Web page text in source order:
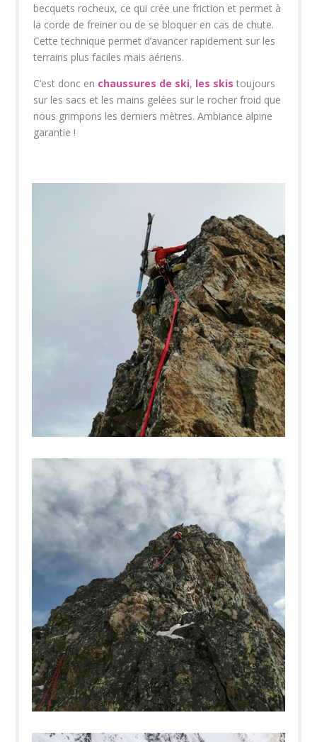
becquets rocheux, ce qui crée une friction et permet à
la corde de freiner ou de se bloquer en cas de chute.
Cette technique permet d’avancer rapidement sur les
terrains plus faciles mais aériens.
C’est donc en chaussures de ski, les skis toujours
sur les sacs et les mains gelées sur le rocher froid que
nous grimpons les derniers mètres. Ambiance alpine
garantie !